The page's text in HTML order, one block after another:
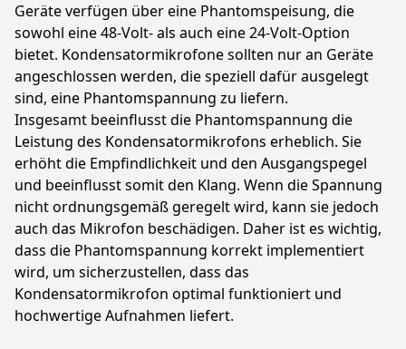
Geräte verfügen über eine Phantomspeisung, die
sowohl eine 48-Volt- als auch eine 24-Volt-Option
bietet. Kondensatormikrofone sollten nur an Geräte
angeschlossen werden, die speziell dafür ausgelegt
sind, eine Phantomspannung zu liefern.
Insgesamt beeinflusst die Phantomspannung die
Leistung des Kondensatormikrofons erheblich. Sie
erhöht die Empfindlichkeit und den Ausgangspegel
und beeinflusst somit den Klang. Wenn die Spannung
nicht ordnungsgemäß geregelt wird, kann sie jedoch
auch das Mikrofon beschädigen. Daher ist es wichtig,
dass die Phantomspannung korrekt implementiert
wird, um sicherzustellen, dass das
Kondensatormikrofon optimal funktioniert und
hochwertige Aufnahmen liefert.